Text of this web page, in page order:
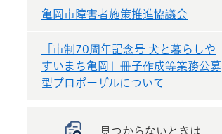
亀岡市障害者施策推進協議会
「市制70周年記念号 犬と暮らしや
すいまち亀岡」冊子作成等業務公募
型プロポーザルについて
見つからないときは